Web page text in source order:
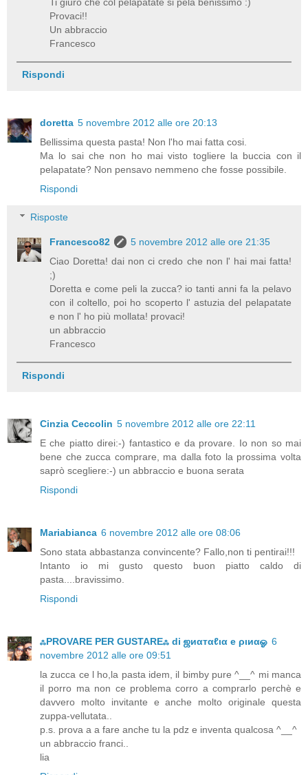
Provaci!!
Un abbraccio
Francesco
Rispondi
doretta 5 novembre 2012 alle ore 20:13
Bellissima questa pasta! Non l'ho mai fatta cosi.
Ma lo sai che non ho mai visto togliere la buccia con il
pelapatate? Non pensavo nemmeno che fosse possibile.
Rispondi
Risposte
Francesco82
5 novembre 2012 alle ore 21:35
Ciao Doretta! dai non ci credo che non l' hai mai fatta!
;)
Doretta e come peli la zucca? io tanti anni fa la pelavo
con il coltello, poi ho scoperto l' astuzia del pelapatate
e non l' ho più mollata! provaci!
un abbraccio
Francesco
Rispondi
Cinzia Ceccolin 5 novembre 2012 alle ore 22:11
E che piatto direi:-) fantastico e da provare. Io non so mai
bene che zucca comprare, ma dalla foto la prossima volta
saprò scegliere:-) un abbraccio e buona serata
Rispondi
Mariabianca 6 novembre 2012 alle ore 08:06
Sono stata abbastanza convincente? Fallo,non ti pentirai!!!
Intanto io mi gusto questo buon piatto caldo di
pasta....bravissimo.
Rispondi
ஃPROVARE PER GUSTAREஃ di ஜиαтαℓια e ριиαஓ 6
novembre 2012 alle ore 09:51
la zucca ce l ho,la pasta idem, il bimby pure ^__^ mi manca
il porro ma non ce problema corro a comprarlo perchè e
davvero molto invitante e anche molto originale questa
zuppa-vellutata..
p.s. prova a a fare anche tu la pdz e inventa qualcosa ^__^
un abbraccio franci..
lia